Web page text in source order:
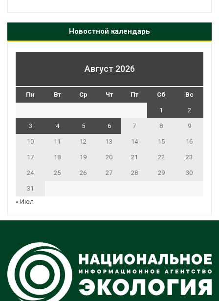
Новостной календарь
Август 2026
Пн Вт Ср Чт Пт Сб Вс
1 2
3 4 5 6 7 8 9
10 11 12 13 14 15 16
17 18 19 20 21 22 23
24 25 26 27 28 29 30
31
« Июл